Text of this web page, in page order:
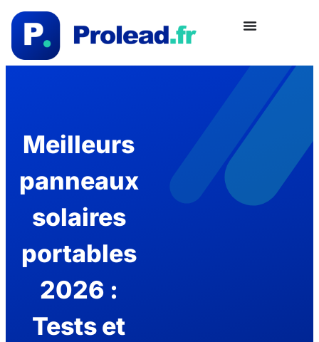
Meilleurs
panneaux
solaires
portables
2026 :
Tests et